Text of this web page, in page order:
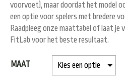
voorvoet), maar doordat het model
een optie voor spelers met bredere
Raadpleeg onze maattabel of laat je
FitLab voor het beste resultaat.
MAAT